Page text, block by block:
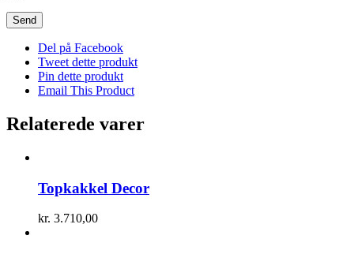
Del på Facebook
Tweet dette produkt
Pin dette produkt
Email This Product
Relaterede varer
Topkakkel Decor
kr. 3.710,00